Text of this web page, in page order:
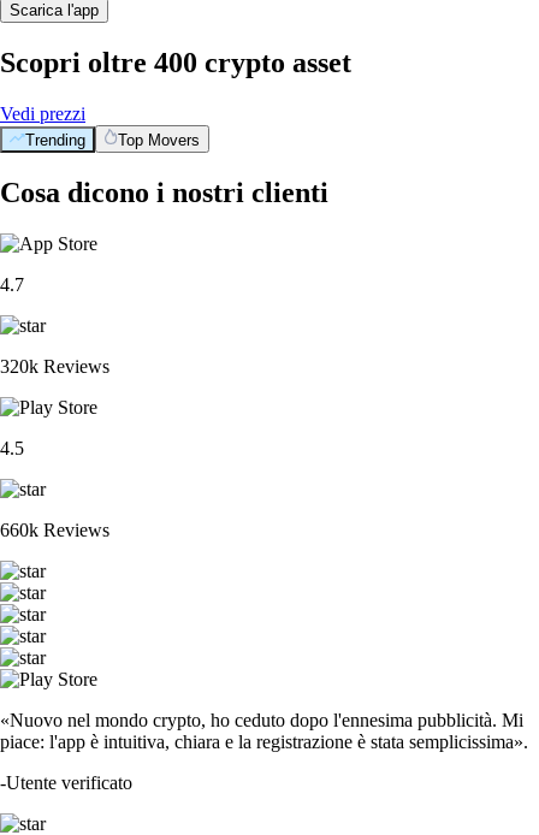
Scarica l'app
Scopri oltre 400 crypto asset
Vedi prezzi
Trending Top Movers
Cosa dicono i nostri clienti
4.7
320k Reviews
4.5
660k Reviews
«Nuovo nel mondo crypto, ho ceduto dopo l'ennesima pubblicità. Mi
piace: l'app è intuitiva, chiara e la registrazione è stata semplicissima».
-Utente verificato